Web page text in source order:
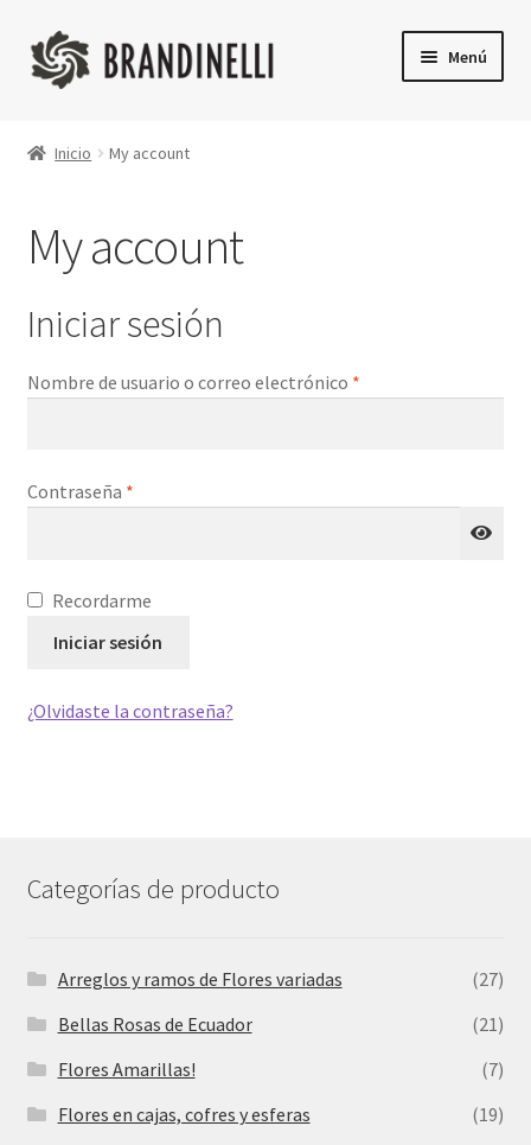
Ir
a
Ir
a
Menú
Finalizar compra
Inicio My account
My account
Iniciar sesión
Nombre de usuario o correo electrónico *Requerido
Contraseña *Requerido
Recordarme
Iniciar sesión
¿Olvidaste la contraseña?
Categorías de producto
Arreglos y ramos de Flores variadas
(27)
Bellas Rosas de Ecuador
(21)
Flores Amarillas!
(7)
Flores en cajas, cofres y esferas
(19)